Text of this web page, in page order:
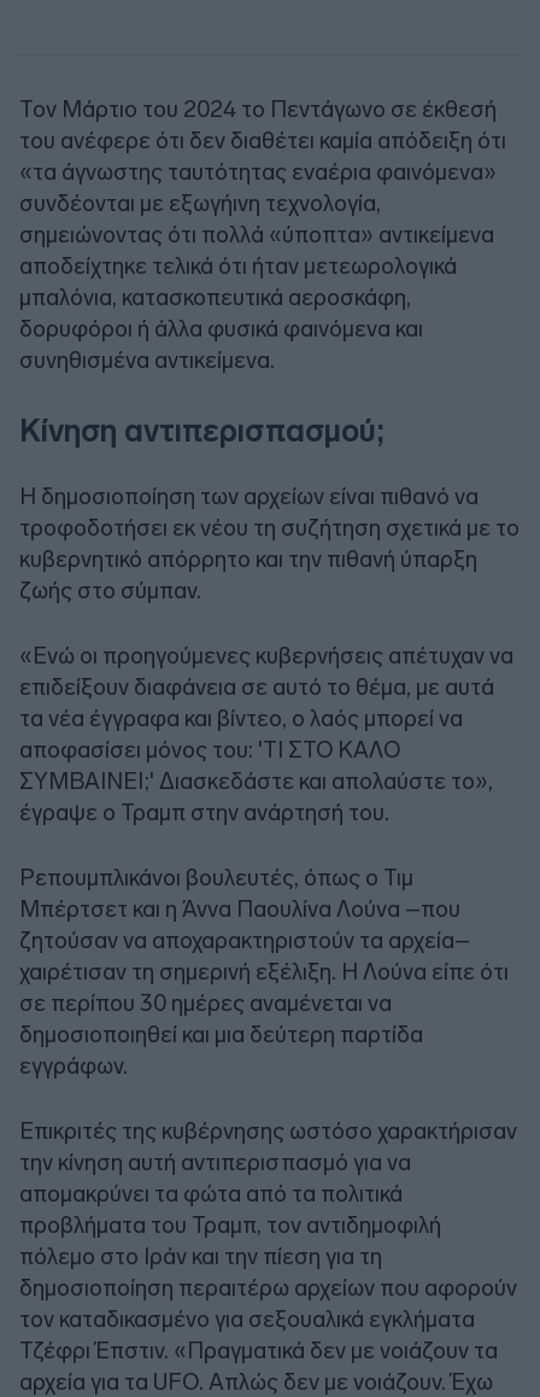
Τον Μάρτιο του 2024 το Πεντάγωνο σε έκθεσή
του ανέφερε ότι δεν διαθέτει καμία απόδειξη ότι
«τα άγνωστης ταυτότητας εναέρια φαινόμενα»
συνδέονται με εξωγήινη τεχνολογία,
σημειώνοντας ότι πολλά «ύποπτα» αντικείμενα
αποδείχτηκε τελικά ότι ήταν μετεωρολογικά
μπαλόνια, κατασκοπευτικά αεροσκάφη,
δορυφόροι ή άλλα φυσικά φαινόμενα και
συνηθισμένα αντικείμενα.
Κίνηση αντιπερισπασμού;
Η δημοσιοποίηση των αρχείων είναι πιθανό να
τροφοδοτήσει εκ νέου τη συζήτηση σχετικά με το
κυβερνητικό απόρρητο και την πιθανή ύπαρξη
ζωής στο σύμπαν.
«Ενώ οι προηγούμενες κυβερνήσεις απέτυχαν να
επιδείξουν διαφάνεια σε αυτό το θέμα, με αυτά
τα νέα έγγραφα και βίντεο, ο λαός μπορεί να
αποφασίσει μόνος του: 'ΤΙ ΣΤΟ ΚΑΛΟ
ΣΥΜΒΑΙΝΕΙ;' Διασκεδάστε και απολαύστε το»,
έγραψε ο Τραμπ στην ανάρτησή του.
Ρεπουμπλικάνοι βουλευτές, όπως ο Τιμ
Μπέρτσετ και η Άννα Παουλίνα Λούνα –που
ζητούσαν να αποχαρακτηριστούν τα αρχεία–
χαιρέτισαν τη σημερινή εξέλιξη. Η Λούνα είπε ότι
σε περίπου 30 ημέρες αναμένεται να
δημοσιοποιηθεί και μια δεύτερη παρτίδα
εγγράφων.
Επικριτές της κυβέρνησης ωστόσο χαρακτήρισαν
την κίνηση αυτή αντιπερισπασμό για να
απομακρύνει τα φώτα από τα πολιτικά
προβλήματα του Τραμπ, τον αντιδημοφιλή
πόλεμο στο Ιράν και την πίεση για τη
δημοσιοποίηση περαιτέρω αρχείων που αφορούν
τον καταδικασμένο για σεξουαλικά εγκλήματα
Τζέφρι Έπστιν. «Πραγματικά δεν με νοιάζουν τα
αρχεία για τα UFO. Απλώς δεν με νοιάζουν. Έχω